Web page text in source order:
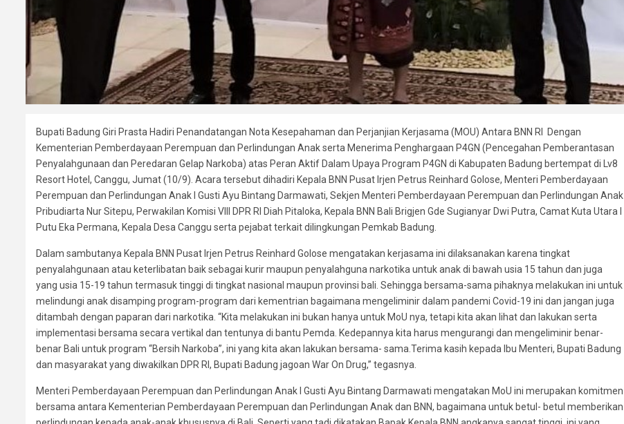
Bupati Badung Giri Prasta Hadiri Penandatangan Nota Kesepahaman dan Perjanjian Kerjasama (MOU) Antara BNN RI Dengan
Kementerian Pemberdayaan Perempuan dan Perlindungan Anak serta Menerima Penghargaan P4GN (Pencegahan Pemberantasan
Penyalahgunaan dan Peredaran Gelap Narkoba) atas Peran Aktif Dalam Upaya Program P4GN di Kabupaten Badung bertempat di Lv8
Resort Hotel, Canggu, Jumat (10/9). Acara tersebut dihadiri Kepala BNN Pusat Irjen Petrus Reinhard Golose, Menteri Pemberdayaan
Perempuan dan Perlindungan Anak I Gusti Ayu Bintang Darmawati, Sekjen Menteri Pemberdayaan Perempuan dan Perlindungan Anak
Pribudiarta Nur Sitepu, Perwakilan Komisi VIII DPR RI Diah Pitaloka, Kepala BNN Bali Brigjen Gde Sugianyar Dwi Putra, Camat Kuta Utara I
Putu Eka Permana, Kepala Desa Canggu serta pejabat terkait dilingkungan Pemkab Badung.
Dalam sambutanya Kepala BNN Pusat Irjen Petrus Reinhard Golose mengatakan kerjasama ini dilaksanakan karena tingkat
penyalahgunaan atau keterlibatan baik sebagai kurir maupun penyalahguna narkotika untuk anak di bawah usia 15 tahun dan juga
yang usia 15-19 tahun termasuk tinggi di tingkat nasional maupun provinsi bali. Sehingga bersama-sama pihaknya melakukan ini untuk
melindungi anak disamping program-program dari kementrian bagaimana mengeliminir dalam pandemi Covid-19 ini dan jangan juga
ditambah dengan paparan dari narkotika. “Kita melakukan ini bukan hanya untuk MoU nya, tetapi kita akan lihat dan lakukan serta
implementasi bersama secara vertikal dan tentunya di bantu Pemda. Kedepannya kita harus mengurangi dan mengeliminir benar-
benar Bali untuk program “Bersih Narkoba”, ini yang kita akan lakukan bersama- sama.Terima kasih kepada Ibu Menteri, Bupati Badung
dan masyarakat yang diwakilkan DPR RI, Bupati Badung jagoan War On Drug,” tegasnya.
Menteri Pemberdayaan Perempuan dan Perlindungan Anak I Gusti Ayu Bintang Darmawati mengatakan MoU ini merupakan komitmen
bersama antara Kementerian Pemberdayaan Perempuan dan Perlindungan Anak dan BNN, bagaimana untuk betul- betul memberikan